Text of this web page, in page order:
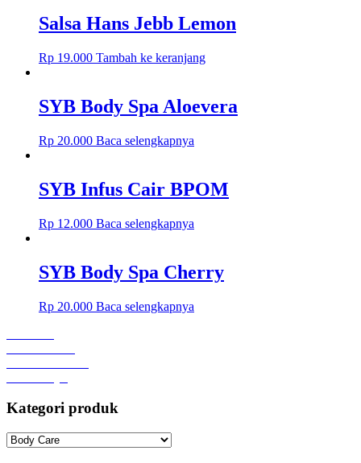
Salsa Hans Jebb Lemon
Rp 19.000 Tambah ke keranjang
SYB Body Spa Aloevera
Rp 20.000 Baca selengkapnya
SYB Infus Cair BPOM
Rp 12.000 Baca selengkapnya
SYB Body Spa Cherry
Rp 20.000 Baca selengkapnya
Kategori produk